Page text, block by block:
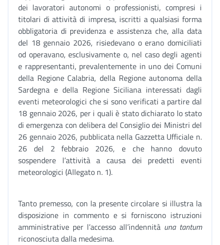
dei lavoratori autonomi o professionisti, compresi i
titolari di attività di impresa, iscritti a qualsiasi forma
obbligatoria di previdenza e assistenza che, alla data
del 18 gennaio 2026, risiedevano o erano domiciliati
od operavano, esclusivamente o, nel caso degli agenti
e rappresentanti, prevalentemente in uno dei Comuni
della Regione Calabria, della Regione autonoma della
Sardegna e della Regione Siciliana interessati dagli
eventi meteorologici che si sono verificati a partire dal
18 gennaio 2026, per i quali è stato dichiarato lo stato
di emergenza con delibera del Consiglio dei Ministri del
26 gennaio 2026, pubblicata nella Gazzetta Ufficiale n.
26 del 2 febbraio 2026, e che hanno dovuto
sospendere l’attività a causa dei predetti eventi
meteorologici (Allegato n. 1).
Tanto premesso, con la presente circolare si illustra la
disposizione in commento e si forniscono istruzioni
amministrative per l’accesso all’indennità una tantum
riconosciuta dalla medesima.